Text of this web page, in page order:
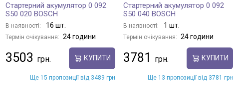
Стартерний акумулятор 0 092
S50 020 BOSCH
В наявності: 16 шт.
Термін очікування: 24 години
3503 КУПИТИ
Ще 15 пропозиції від 3489 грн
Стартерний акумулятор 0 092
S50 040 BOSCH
В наявності: 1 шт.
Термін очікування: 24 години
3781 КУПИТИ
Ще 13 пропозиції від 3781 грн